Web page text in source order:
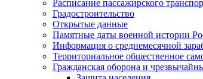
Расписание пассажирского
Градостроительство
Открытые данные
Памятные даты военной истории
Информация о среднемесячной
Территориальное общественное
Гражданская оборона и